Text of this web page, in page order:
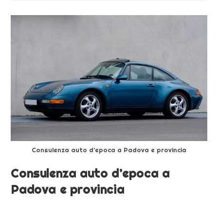
Consulenza auto d’epoca a Padova e provincia
Consulenza auto d’epoca a
Padova e provincia